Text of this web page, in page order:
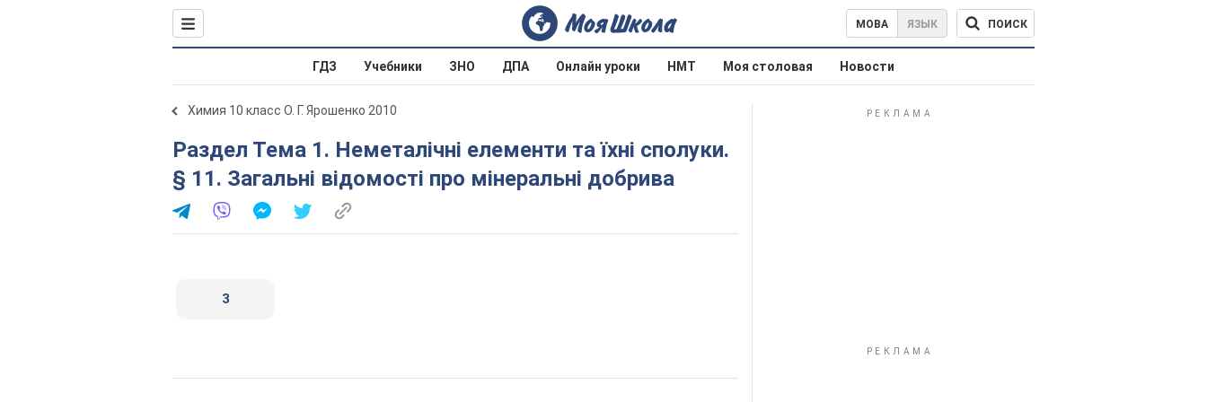
МОВА ЯЗЫК ПОИСК
ГДЗ Учебники ЗНО ДПА Онлайн уроки НМТ Моя столовая Новости
Химия 10 класс О. Г. Ярошенко 2010
Раздел Тема 1. Неметалічні елементи та їхні сполуки.
§ 11. Загальні відомості про мінеральні добрива
3